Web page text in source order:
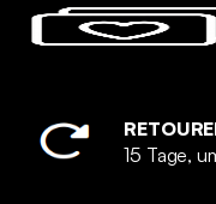
15 Tage,